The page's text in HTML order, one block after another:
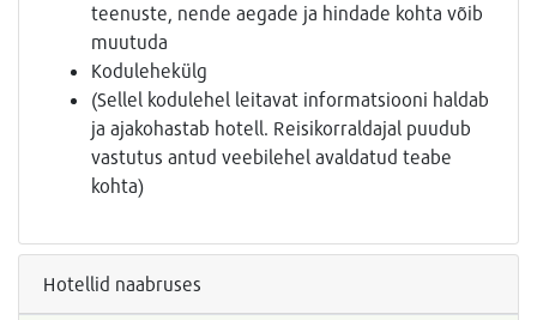
teenuste, nende aegade ja hindade kohta võib
muutuda
Kodulehekülg
(Sellel kodulehel leitavat informatsiooni haldab
ja ajakohastab hotell. Reisikorraldajal puudub
vastutus antud veebilehel avaldatud teabe
kohta)
Hotellid naabruses